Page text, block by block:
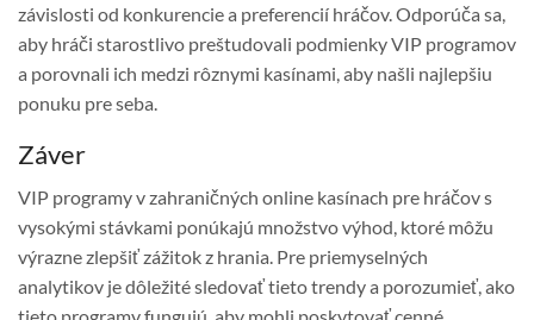
závislosti od konkurencie a preferencií hráčov. Odporúča sa,
aby hráči starostlivo preštudovali podmienky VIP programov
a porovnali ich medzi rôznymi kasínami, aby našli najlepšiu
ponuku pre seba.
Záver
VIP programy v zahraničných online kasínach pre hráčov s
vysokými stávkami ponúkajú množstvo výhod, ktoré môžu
výrazne zlepšiť zážitok z hrania. Pre priemyselných
analytikov je dôležité sledovať tieto trendy a porozumieť, ako
tieto programy fungujú, aby mohli poskytovať cenné